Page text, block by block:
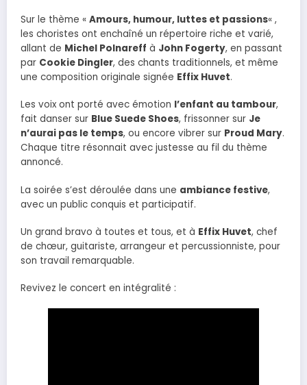
Sur le thème « Amours, humour, luttes et passions« ,
les choristes ont enchaîné un répertoire riche et varié,
allant de Michel Polnareff à John Fogerty, en passant
par Cookie Dingler, des chants traditionnels, et même
une composition originale signée Effix Huvet.
Les voix ont porté avec émotion l’enfant au tambour,
fait danser sur Blue Suede Shoes, frissonner sur Je
n’aurai pas le temps, ou encore vibrer sur Proud Mary.
Chaque titre résonnait avec justesse au fil du thème
annoncé.
La soirée s’est déroulée dans une ambiance festive,
avec un public conquis et participatif.
Un grand bravo à toutes et tous, et à Effix Huvet, chef
de chœur, guitariste, arrangeur et percussionniste, pour
son travail remarquable.
Revivez le concert en intégralité :